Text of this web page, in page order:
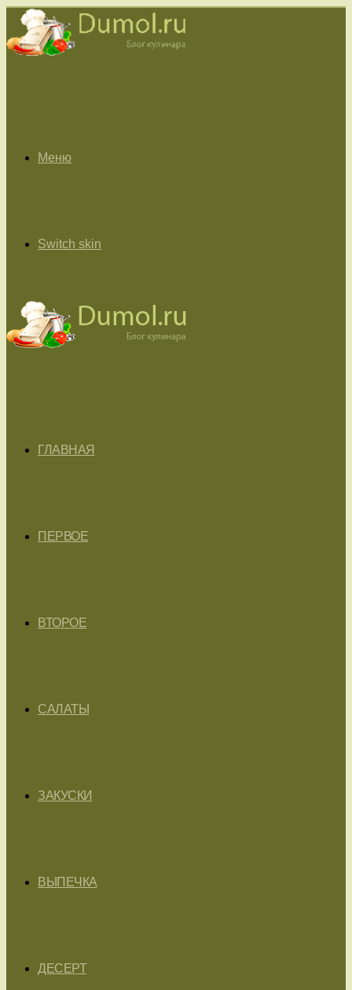
Меню
Switch skin
ГЛАВНАЯ
ПЕРВОЕ
ВТОРОЕ
САЛАТЫ
ЗАКУСКИ
ВЫПЕЧКА
ДЕСЕРТ